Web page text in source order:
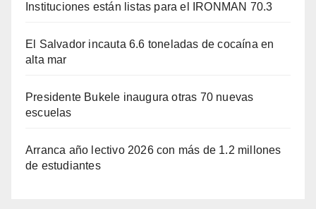
Instituciones están listas para el IRONMAN 70.3
El Salvador incauta 6.6 toneladas de cocaína en
alta mar
Presidente Bukele inaugura otras 70 nuevas
escuelas
Arranca año lectivo 2026 con más de 1.2 millones
de estudiantes